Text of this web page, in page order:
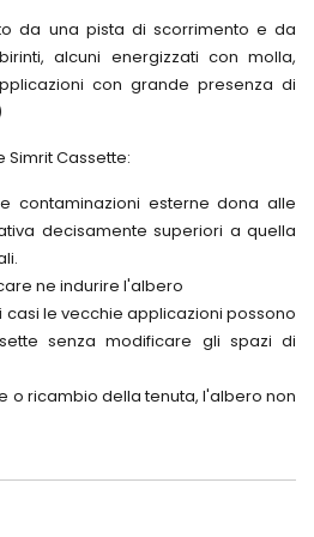
dentate
Texrope
Pulegge
Magic
Strumenti
per
trasmissione
riduttori
Variatori
ed
per
Variazione
di
trasmissione
Soffietti
da una pista di scorrimento e da
alcuni energizzati con molla,
con grande presenza di
Cassette:
contaminazioni esterne dona alle
decisamente superiori a quella
ne indurire l'albero
le vecchie applicazioni possono
senza modificare gli spazi di
o ricambio della tenuta, l'albero non